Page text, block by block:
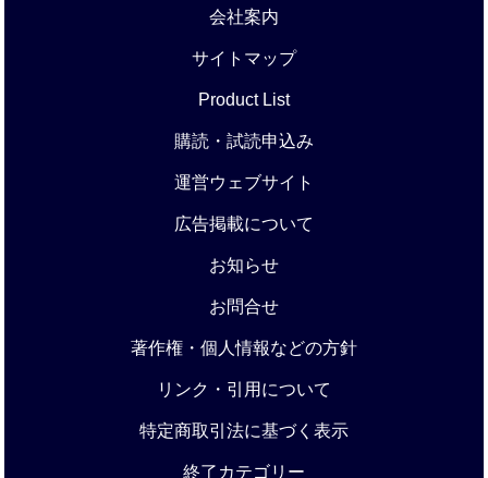
会社案内
サイトマップ
Product List
購読・試読申込み
運営ウェブサイト
広告掲載について
お知らせ
お問合せ
著作権・個人情報などの方針
リンク・引用について
特定商取引法に基づく表示
終了カテゴリー